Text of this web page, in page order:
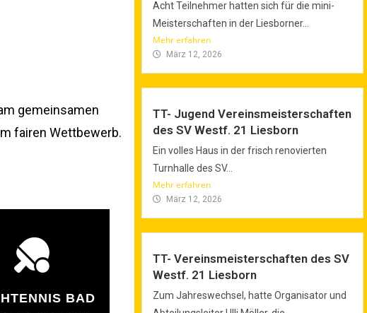
gemeinsamen
fairen Wettbewerb.
BAD
Acht Teilnehmer hatten sich für die mini-
Meisterschaften in der Liesborner...
Mehr erfahren
März 12, 2026
TT- Jugend Vereinsmeisterschaften
des SV Westf. 21 Liesborn
Ein volles Haus in der frisch renovierten
Turnhalle des SV...
Mehr erfahren
März 12, 2026
TT- Vereinsmeisterschaften des SV
Westf. 21 Liesborn
Zum Jahreswechsel, hatte Organisator und